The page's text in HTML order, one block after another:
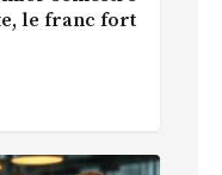
le franc fort